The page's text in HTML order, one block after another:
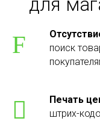
поиск
Печать
штрих-